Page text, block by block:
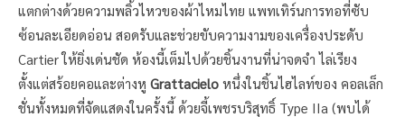
แตกต่างด้วยความพลิ้วไหวของผ้าไหมไทย แพทเทิร์นการทอที่ซับ
ซ้อนละเอียดอ่อน สอดรับและช่วยขับความงามของเครื่องประดับ
Cartier ให้ยิ่งเด่นชัด ห้องนี้เต็มไปด้วยชิ้นงานที่น่าจดจำ ไล่เรียง
ตั้งแต่สร้อยคอและต่างหู Grattacielo หนึ่งในชิ้นไฮไลท์ของ คอลเล็ก
ชั่นทั้งหมดที่จัดแสดงในครั้งนี้ ด้วยจี้เพชรบริสุทธิ์ Type IIa (พบได้